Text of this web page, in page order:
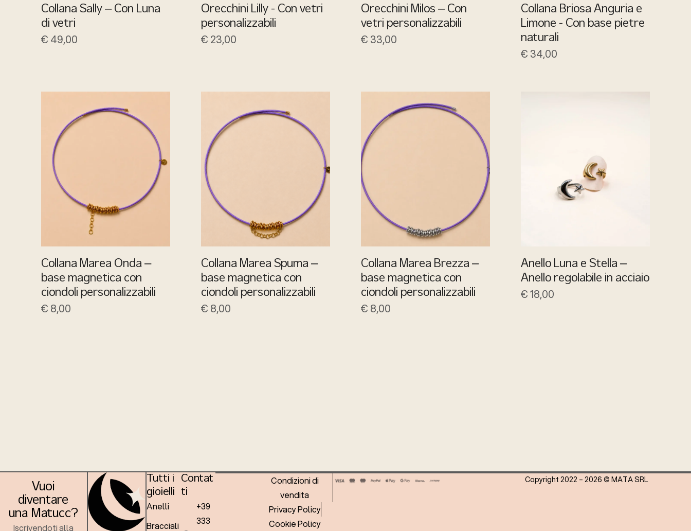
Collana Sally – Con Luna
di vetri
€ 49,00
Orecchini Lilly - Con vetri
personalizzabili
€ 23,00
Orecchini Milos – Con
vetri personalizzabili
€ 33,00
Collana Briosa Anguria e
Limone - Con base pietre
naturali
€ 34,00
Collana Marea Onda –
base magnetica con
ciondoli personalizzabili
€ 8,00
Collana Marea Spuma –
base magnetica con
ciondoli personalizzabili
€ 8,00
Collana Marea Brezza –
base magnetica con
ciondoli personalizzabili
€ 8,00
Anello Luna e Stella –
Anello regolabile in acciaio
€18,00
Vuoi
diventare
una Matucc?
Iscrivendoti alla
Tutti i
gioielli
Anelli
Bracciali
Contat
ti
+39
333
Condizioni di
vendita
Privacy Policy
Cookie Policy
Copyright 2022 – 2026 © MATA SRL